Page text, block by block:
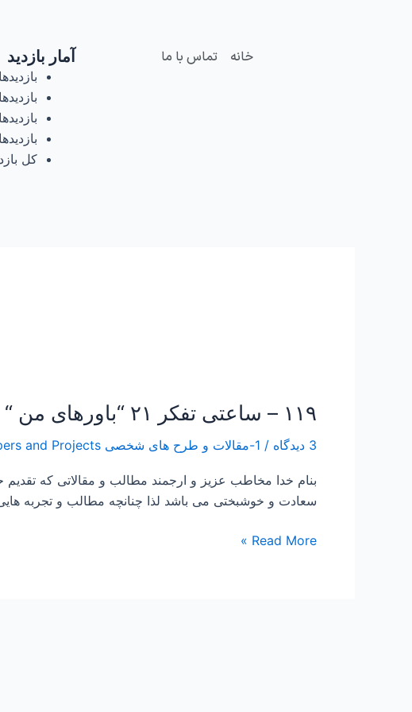
خانه تماس با ما آمار بازدید
کل
۱۱۹ – ساعتی تفکر ۲۱ “باورهای من “
3 دیدگاه / 1-مقالات و طرح های شخصی Papers and Projects
بنام خدا مخاطب عزیز و ارجمند مطالب و مقالاتی که
سعادت و خوشبختی می باشد لذا چنانچه مطالب و تجربه
۱۱۹
ساعتی
تفکر
Read More »